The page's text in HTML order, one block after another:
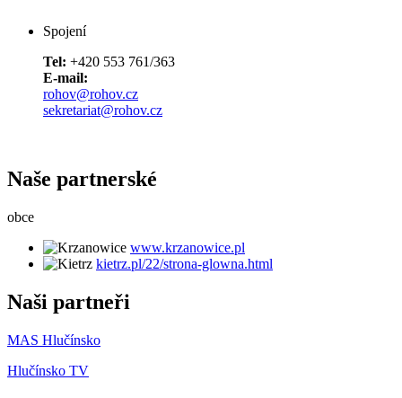
Spojení
Tel: +420 553 761/363
E-mail:
rohov@rohov.cz
sekretariat@rohov.cz
Naše partnerské
obce
www.krzanowice.pl
kietrz.pl/22/strona-glowna.html
Naši partneři
MAS Hlučínsko
Hlučínsko TV